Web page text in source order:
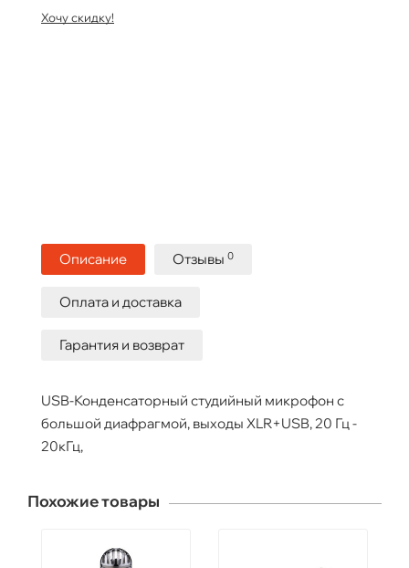
Хочу скидку!
Описание Отзывы 0
Оплата и доставка
Гарантия и возврат
USB-Конденсаторный студийный микрофон с
большой диафрагмой, выходы XLR+USB, 20 Гц -
20кГц,
Похожие товары